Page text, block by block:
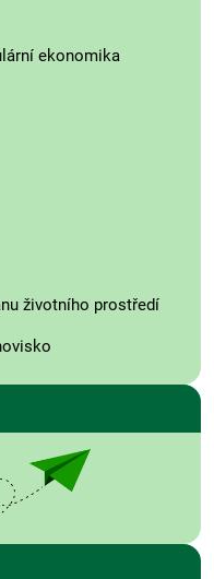
ekonomika
životního prostředí